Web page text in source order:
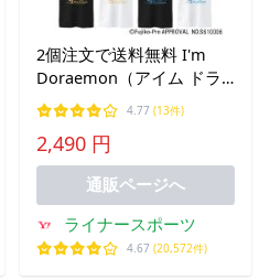
2個注文で送料無料 I'm
Doraemon（アイム ドラ
えもん） 空手 Tシャツ 半
袖 ライナースポーツオリ
ジナル JTS518
4.77 (13件)
2,490 円
通販ページへ
ライナースポーツ
4.67 (20,572件)